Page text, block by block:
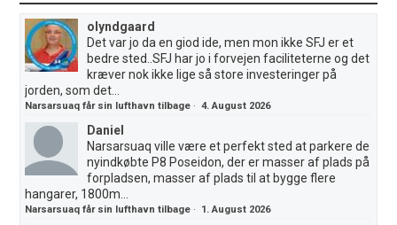
olyndgaard
Det var jo da en giod ide, men mon ikke SFJ er et
bedre sted..SFJ har jo i forvejen faciliteterne og det
kræver nok ikke lige så store investeringer på
jorden, som det...
Narsarsuaq får sin lufthavn tilbage ·4. August 2026
Daniel
Narsarsuaq ville være et perfekt sted at parkere de
nyindkøbte P8 Poseidon, der er masser af plads på
forpladsen, masser af plads til at bygge flere
hangarer, 1800m...
Narsarsuaq får sin lufthavn tilbage · 1. August 2026